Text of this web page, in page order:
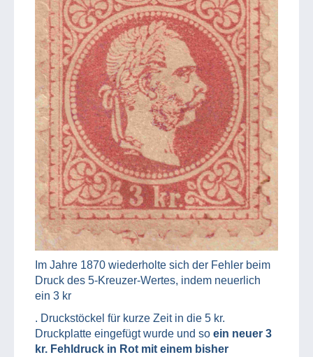
Im Jahre 1870 wiederholte sich der Fehler beim
Druck des 5-Kreuzer-Wertes, indem neuerlich
ein 3 kr
. Druckstöckel für kurze Zeit in die 5 kr.
Druckplatte eingefügt wurde und so ein neuer 3
kr. Fehldruck in Rot mit einem bisher